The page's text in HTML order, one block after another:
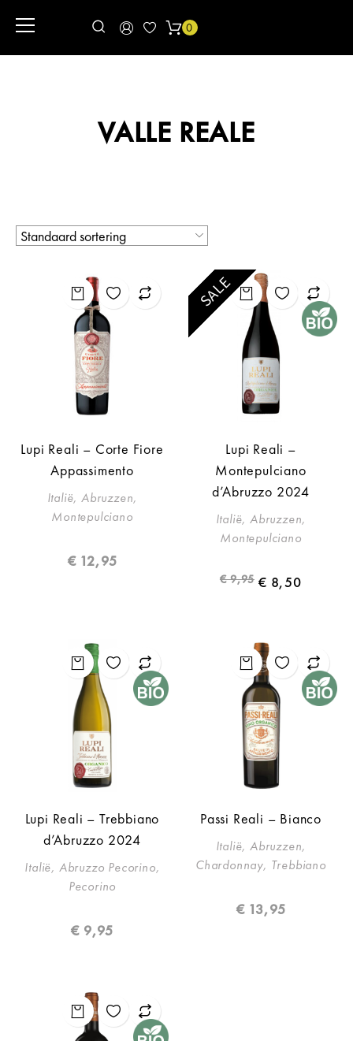
0
VALLE REALE
Lupi Reali – Corte Fiore
Appassimento
Italië, Abruzzen,
Montepulciano
€12,95
SALE
Lupi Reali –
Montepulciano
d’Abruzzo 2024
Italië, Abruzzen,
Montepulciano
€9,95 € 8,50
Lupi Reali – Trebbiano
d’Abruzzo 2024
Italië, Abruzzo Pecorino,
Pecorino
€9,95
Passi Reali – Bianco
Italië, Abruzzen,
Chardonnay, Trebbiano
€13,95